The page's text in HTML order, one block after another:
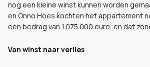
nog een kleine winst kunnen worden
en Onno Hoes kochten het appartement
een bedrag van 1.075.000 euro, en dat
Van winst naar verlies